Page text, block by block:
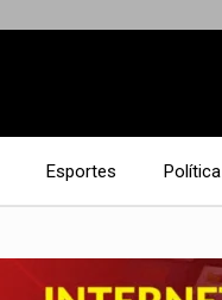
Esportes Política